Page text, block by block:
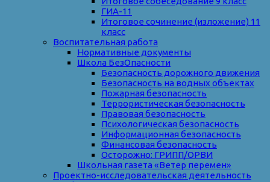
ГИА-11
Итоговое сочинение (изложение) 11
класс
Воспитательная работа
Нормативные документы
Школа БезОпасности
Безопасность дорожного движения
Безопасность на водных объектах
Пожарная безопасность
Террористическая безопасность
Правовая безопасность
Психологическая безопасность
Информационная безопасность
Финансовая безопасность
Осторожно: ГРИПП/ОРВИ
Школьная газета «Ветер перемен»
Проектно-исследовательская деятельность